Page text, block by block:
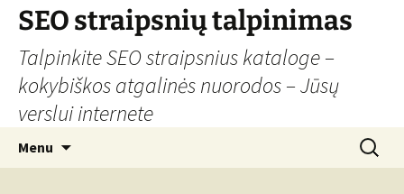
Skip
content
SEO straipsnių talpinimas
Talpinkite SEO straipsnius kataloge –
kokybiškos atgalinės nuorodos – Jūsų
verslui internete
Menu
Search
for: